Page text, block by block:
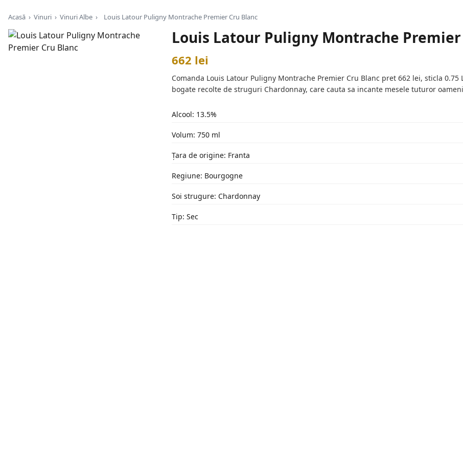
Acasă › Vinuri › Vinuri Albe › Louis Latour Puligny Montrache Premier Cru Blanc
Louis Latour Puligny Montrache
662 lei
Comanda Louis Latour Puligny Montrache Premier Cru Blanc pret 662 lei, sticla
bogate recolte de struguri Chardonnay, care cauta sa incante mesele tuturor
Alcool: 13.5%
Volum: 750 ml
Țara de origine: Franta
Regiune: Bourgogne
Soi strugure: Chardonnay
Tip: Sec